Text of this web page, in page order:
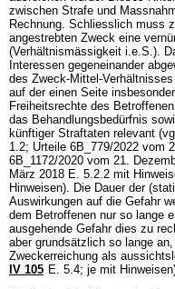
zwischen Strafe und
Rechnung. Schliesslich muss
angestrebten Zweck eine
(Verhältnismässigkeit i.e.S.).
Interessen gegeneinander
des Zweck-Mittel-
auf der einen Seite
Freiheitsrechte des
das Behandlungsbedürfnis
künftiger Straftaten relevant
1.2; Urteile 6B_779/2022 vom
6B_1172/2020 vom 21.
März 2018 E. 5.2.2 mit
Hinweisen). Die Dauer der
Auswirkungen auf die Gefahr
dem Betroffenen nur so lange
ausgehende Gefahr dies zu
aber grundsätzlich so lange
Zweckerreichung als
IV 105 E. 5.4; je mit